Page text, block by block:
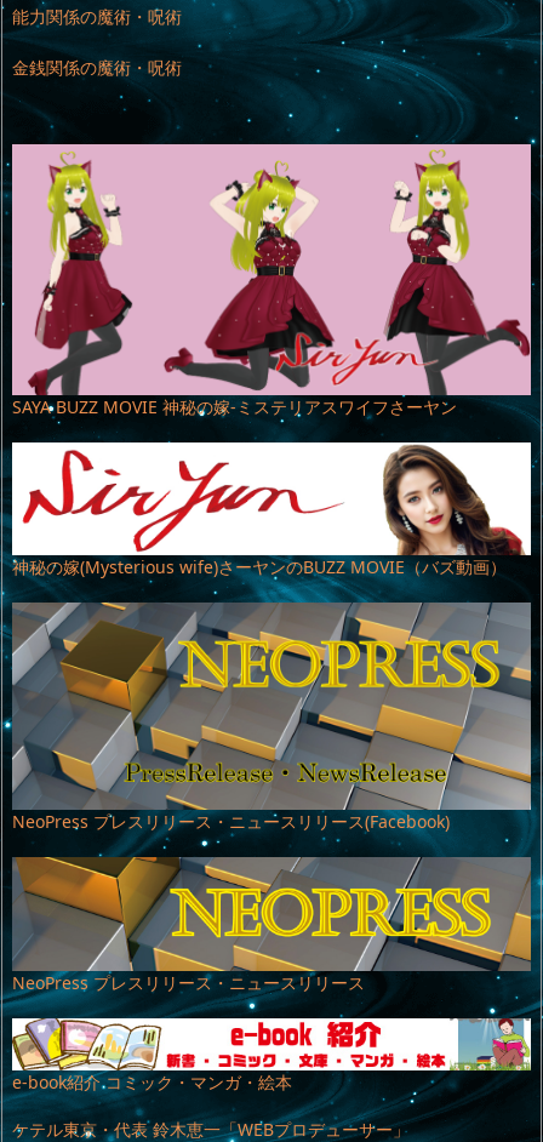
能力関係の魔術・呪術
金銭関係の魔術・呪術
SAYA BUZZ MOVIE 神秘の嫁-ミステリアスワイフさーヤン
神秘の嫁(Mysterious wife)さーヤンのBUZZ MOVIE（バズ動画）
NeoPress プレスリリース・ニュースリリース(Facebook)
NeoPress プレスリリース・ニュースリリース
e-book紹介 コミック・マンガ・絵本
ケテル東京・代表 鈴木恵一「WEBプロデューサー」